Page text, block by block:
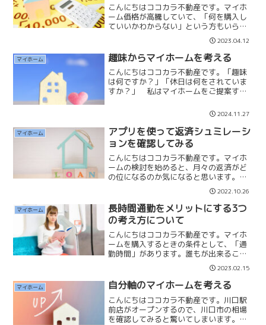
こんにちはココカラ不動産です。マイホ
ーム価格が高騰していて、「何を購入し
ていいかわからない」という方もいらっ
しゃると思います。私は世帯年収の
「25%以内」の支払いが良いと考えてい
ます。【マンションの場合】500万円
✕25%＝125万円(月々...
2023.04.12
マイホーム 趣味からマイホームを考える
こんにちはココカラ不動産です。「趣味
は何ですか？」「休日は何をされていま
すか？」 私はマイホームをご提案する
活のお見合いで話されるようなことをお
聞きしています。お客様からすれば「何
のこと？」と思われるかも...
2024.11.27
マイホーム
アプリを使って返済シュミレーシ
ョンを確認してみる
こんにちはココカラ不動産です。マイホ
ームの検討を始めると、月々の返済がど
の位になるのか気になると思います。た
だ不動産業者の営業マンや銀行員に聞き
に行くと個人情報を伝えたり、営業され
たりするので面倒だと感じます。簡単に
概算の返済計画を確認する...
2022.10.26
マイホーム
長時間通勤をメリットにする3つ
の考え方について
こんにちはココカラ不動産です。マイホ
ームを購入するときの条件として、「通
勤時間」があります。誰もが出来ること
なら通勤時間は短い方が良いと考えます
が、予算の関係で希望通りにはいかない
こともあるでしょう。私はサラリーマン
時代に「電車時間1時間4...
2023.02.15
マイホーム 自分軸のマイホームを考える
こんにちはココカラ不動産です。川口駅
前店がオープンするので、川口市の相場
を確認してみると驚いてしまいます。川